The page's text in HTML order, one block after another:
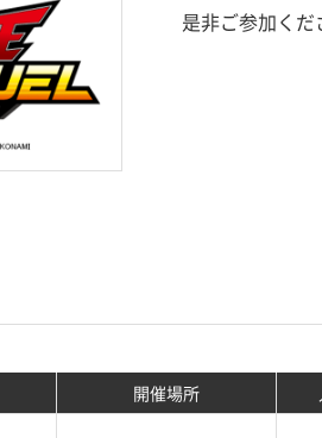
是非ご参加くだ
開催場所